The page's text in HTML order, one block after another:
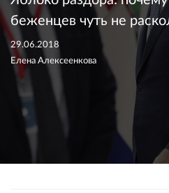
беженцев чуть не
29.06.2018
Елена Алексеенкова